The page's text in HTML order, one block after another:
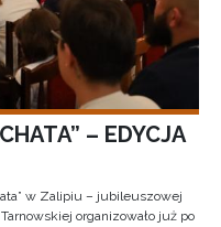
– EDYCJA
w Zalipiu – jubileuszowej
organizowało już po